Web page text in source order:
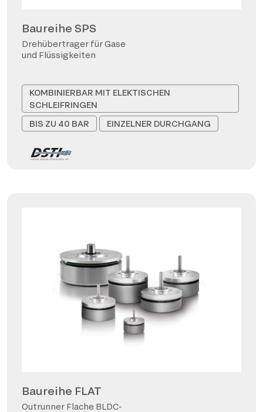
Baureihe SPS
Drehübertrager für Gase
und Flüssigkeiten
KOMBINIERBAR MIT ELEKTISCHEN
SCHLEIFRINGEN
BIS ZU 40 BAR
EINZELNER DURCHGANG
Baureihe FLAT
Outrunner Flache BLDC-